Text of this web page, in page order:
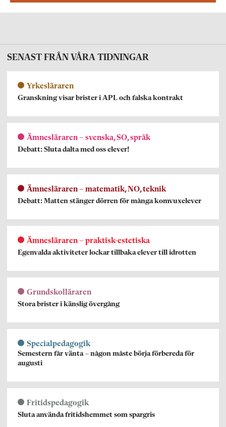
SENAST FRÅN VÅRA TIDNINGAR
Yrkesläraren
Granskning visar brister i APL och falska kontrakt
Ämnesläraren – svenska, SO, språk
Debatt: Sluta dalta med oss elever!
Ämnesläraren – matematik, NO, teknik
Debatt: Matten stänger dörren för många komvuxelever
Ämnesläraren – praktisk-estetiska
Egenvalda aktiviteter lockar tillbaka elever till idrotten
Grundskolläraren
Stora brister i känslig övergång
Specialpedagogik
Semestern får vänta – någon måste börja förbereda för
augusti
Fritidspedagogik
Sluta använda fritidshemmet som spargris